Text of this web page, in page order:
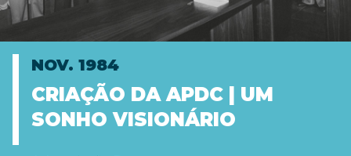
NOV. 1984
CRIAÇÃO DA APDC | UM
SONHO VISIONÁRIO